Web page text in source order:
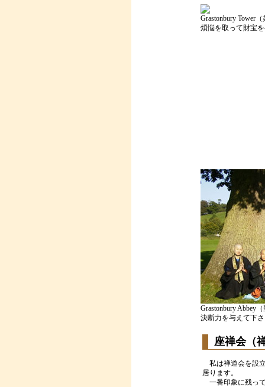
Grastonbury Tower
煩悩を取って財宝
Grastonbury Abbey
決断力を与えて下
座禅会（
私は禅道会を設
居ります。
一番印象に残っ